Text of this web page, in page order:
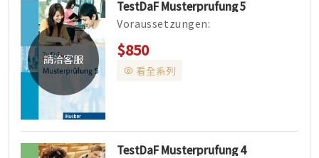
請洽客服
TestDaF Musterprufung 5
Voraussetzungen:
Oberstufenkenntnisse (C 1),
minde...
$850
看全系列
TestDaF Musterprufung 4